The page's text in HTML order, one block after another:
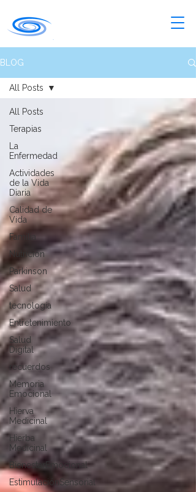
BLOG
All Posts
Terapias
La
Enfermedad
Actividades
de la Vida
Diaria
Calidad de
Vida
Familia
Nutrición
Parkinson
Salud
tecnología
Entretenimiento
Salud
Digital
recuerdos
Memoria
Emocional
Hierva
Medicinal
Hierba
Medicinal
BienestarEmocional
EstimulaciónSensorial
All Posts